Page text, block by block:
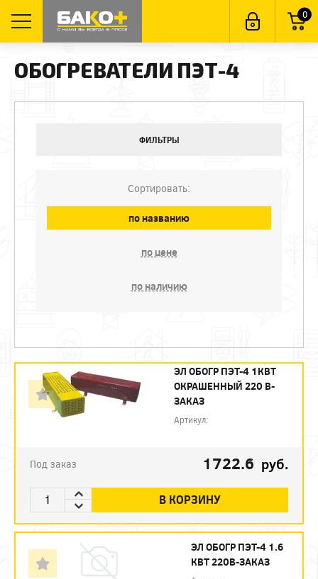
0
ОБОГРЕВАТЕЛИ ПЭТ-4
ФИЛЬТРЫ
Сортировать:
по названию
по цене
по наличию
ЭЛ ОБОГР ПЭТ-4 1КВТ
ОКРАШЕННЫЙ 220 В-
ЗАКАЗ
Артикул:
Под заказ 1722.6 руб.
В КОРЗИНУ
ЭЛ ОБОГР ПЭТ-4 1.6
КВТ 220В-ЗАКАЗ